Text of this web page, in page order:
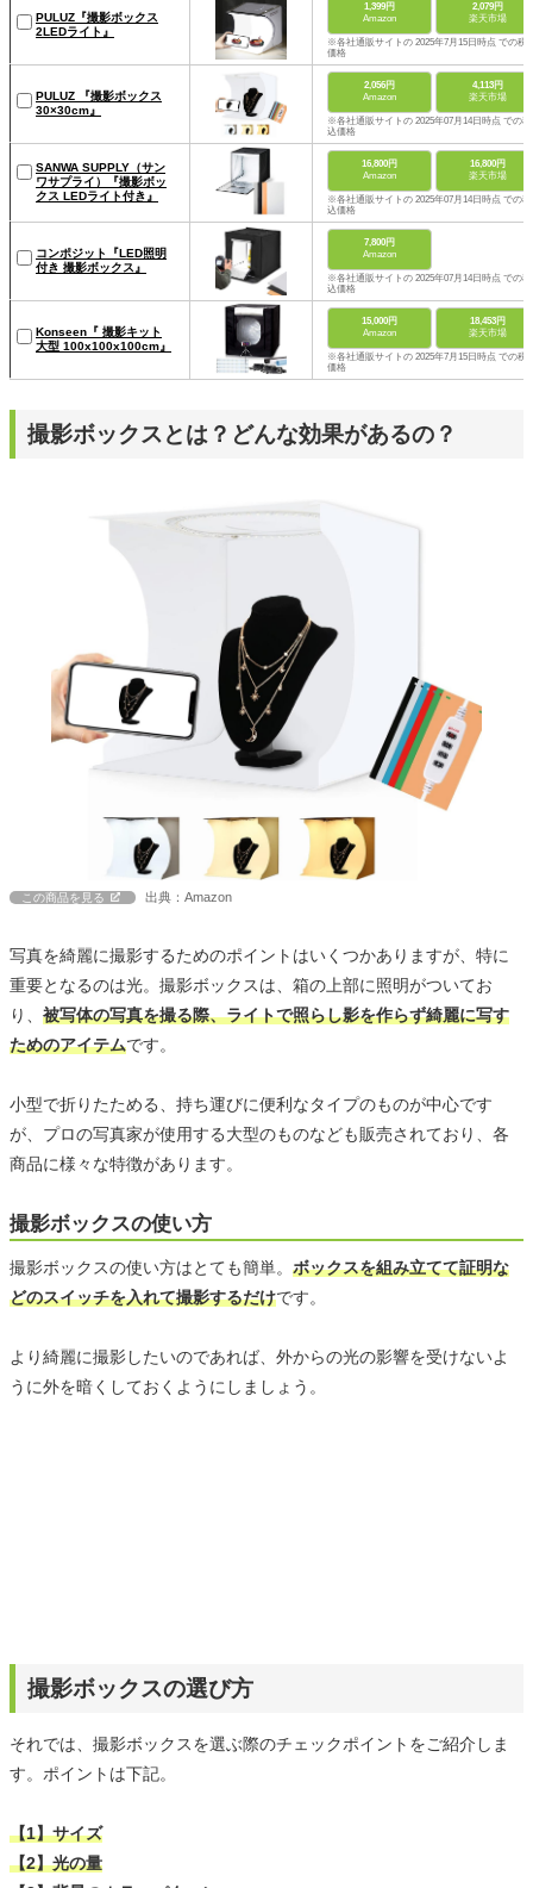
PULUZ『撮影ボックス
2LEDライト』
1,399円
Amazon
2,079円
楽天市場
※各社通販サイトの 2025年7月15日時点 での税
価格
PULUZ 『撮影ボックス
30×30cm』
2,056円
Amazon
4,113円
楽天市場
※各社通販サイトの 2025年07月14日時点 での税
込価格
SANWA SUPPLY（サン
ワサプライ）『撮影ボッ
クス LEDライト付き』
16,800円
Amazon
16,800円
楽天市場
※各社通販サイトの 2025年07月14日時点 での税
込価格
コンポジット『LED照明
付き 撮影ボックス』
7,800円
Amazon
※各社通販サイトの 2025年07月14日時点 での税
込価格
Konseen『 撮影キット
大型 100x100x100cm』
15,000円
Amazon
18,453円
楽天市場
※各社通販サイトの 2025年7月15日時点 での税
価格
撮影ボックスとは？どんな効果があるの？
この商品を見る 出典：Amazon
写真を綺麗に撮影するためのポイントはいくつかありますが、特に
重要となるのは光。撮影ボックスは、箱の上部に照明がついてお
り、 被写体の写真を撮る際、ライトで照らし影を作らず綺麗に写す
ためのアイテムです。
小型で折りたためる、持ち運びに便利なタイプのものが中心です
が、プロの写真家が使用する大型のものなども販売されており、各
商品に様々な特徴があります。
撮影ボックスの使い方
撮影ボックスの使い方はとても簡単。 ボックスを組み立てて証明な
どのスイッチを入れて撮影するだけです。
より綺麗に撮影したいのであれば、外からの光の影響を受けないよ
うに外を暗くしておくようにしましょう。
撮影ボックスの選び方
それでは、撮影ボックスを選ぶ際のチェックポイントをご紹介しま
す。ポイントは下記。
【1】サイズ
【2】光の量